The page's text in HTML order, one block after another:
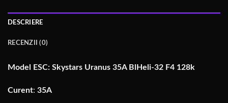
DESCRIERE
RECENZII (0)
Model ESC: Skystars Uranus 35A BlHeli-32 F4 128k
Curent: 35A